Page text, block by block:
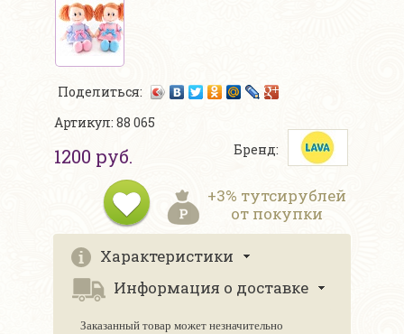
Поделиться:
Артикул: 88 065
1200 руб. Бренд:
+3% тутсирублей
от покупки
Характеристики
Информация о доставке
Заказанный товар может незначительно